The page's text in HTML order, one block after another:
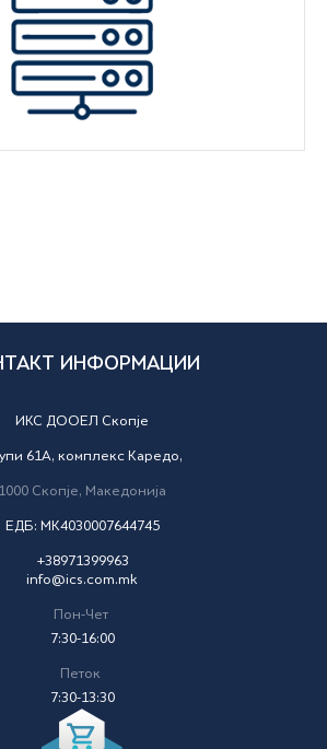
ИНФОРМАЦИИ
ИКС ДООЕЛ Скопје
61А, комплекс Каредо,
1000 Скопје, Македонија
ЕДБ: MK4030007644745
+38971399963
info@ics.com.mk
Пон-Чет
7:30-16:00
Петок
7:30-13:30